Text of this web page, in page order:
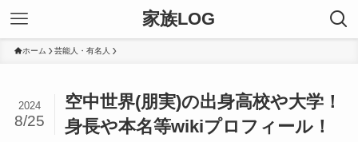
家族LOG
ホーム 芸能人・有名人
空中世界(朋実)の出身高校や大学！
身長や本名等wikiプロフィール！
2024
8/25